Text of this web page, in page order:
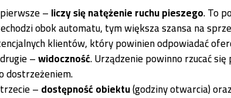
–liczy się natężenie ruchu pieszego. To
obok automatu, tym większa szansa na
klientów, który powinien odpowiadać
–widoczność. Urządzenie powinno rzucać
dostrzeżeniem.
–dostępność obiektu(godziny otwarcia)